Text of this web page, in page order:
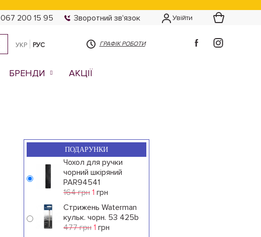
067 200 15 95 Зворотний зв'язок Увійти
УКР РУС ГРАФІК РОБОТИ
БРЕНДИ АКЦІЇ
ПОДАРУНКИ
Чохол для ручки
чорний шкіряний
PAR94541
164 грн 1 грн
Стрижень Waterman
кульк. чорн. 53 425b
477 грн 1 грн